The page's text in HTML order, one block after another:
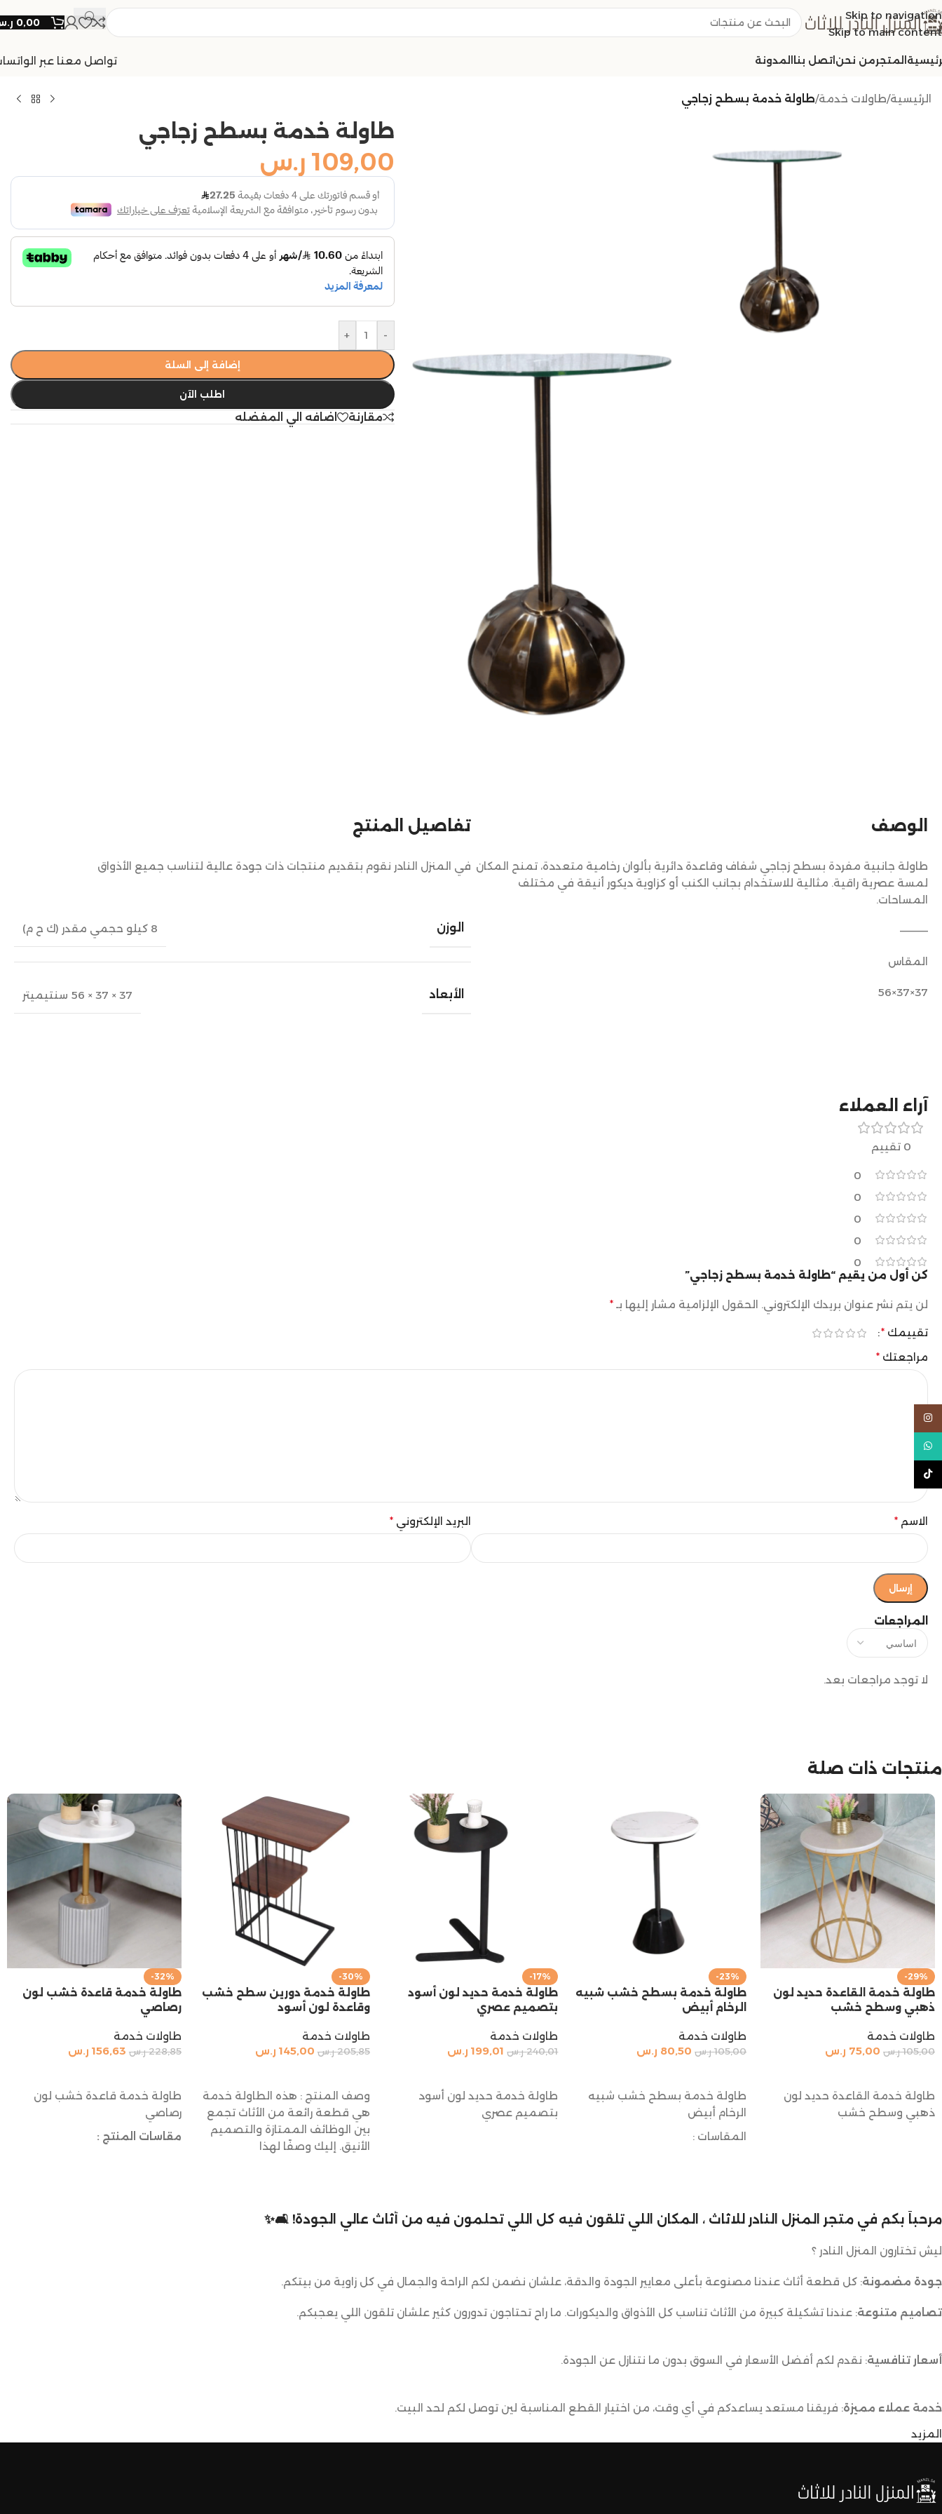
Skip to navigation
Skip to main content
0,00
المتجرمن نحن اتصل بنا المدونة تواصل معنا عبر
الرئيسية/طاولات خدمة/طاولة خدمة بسطح زجاجي
طاولة خدمة بسطح زجاجي
109,00 ر.س
-
+
إضافة إلى السلة
اطلب الآن
مقارنة اضافه الي المفضله
تفاصيل المنتج
في المنزل النادر نقوم بتقديم منتجات ذات جودة عالية لتناسب جميع الأذواق
الوزن 8 كيلو حجمي مقدر (ك ح م)
الأبعاد 37 × 37 × 56 سنتيميتر
الوصف
طاولة جانبية مفردة بسطح زجاجي شفاف وقاعدة دائرية بألوان رخامية متعددة، تمنح المكان
لمسة عصرية راقية. مثالية للاستخدام بجانب الكنب أو كزاوية ديكور أنيقة في مختلف
المساحات.
————
المقاس
37×37×56
آراء العملاء
0 تقييم
0
0
0
0
0
المراجعات
لا توجد مراجعات بعد.
كن أول من يقيم “طاولة خدمة بسطح زجاجي”
لن يتم نشر عنوان بريدك الإلكتروني. الحقول الإلزامية مشار إليها بـ *
تقييمك *
مراجعتك *
الاسم * البريد الإلكتروني *
منتجات ذات صلة
-29%
طاولة خدمة القاعدة حديد لون
ذهبي وسطح خشب
طاولات خدمة
105,00 ر.س 75,00 ر.س
طاولة خدمة القاعدة حديد لون
ذهبي وسطح خشب
-23%
طاولة خدمة بسطح خشب شبيه
الرخام أبيض
طاولات خدمة
105,00 ر.س 80,50 ر.س
طاولة خدمة بسطح خشب شبيه
الرخام أبيض
المقاسات :
-17%
طاولة خدمة حديد لون أسود
بتصميم عصري
طاولات خدمة
240,01 ر.س 199,01 ر.س
طاولة خدمة حديد لون أسود
بتصميم عصري
-30%
طاولة خدمة دورين سطح خشب
وقاعدة لون أسود
طاولات خدمة
205,85 ر.س 145,00 ر.س
وصف المنتج : هذه الطاولة خدمة
هي قطعة رائعة من الأثاث تجمع
بين الوظائف الممتازة والتصميم
الأنيق. إليك وصفًا لهذا
-32%
طاولة خدمة قاعدة خشب لون
رصاصي
طاولات خدمة
228,85 ر.س 156,63 ر.س
طاولة خدمة قاعدة خشب لون
رصاصي
مقاسات المنتج :
مرحباً بكم في متجر المنزل النادر للاثاث ، المكان اللي تلقون فيه كل اللي تحلمون فيه من أثاث عالي الجودة! 🛋️✨
ليش تختارون المنزل النادر ؟
جودة مضمونة: كل قطعة أثاث عندنا مصنوعة بأعلى معايير الجودة والدقة، علشان نضمن لكم الراحة والجمال في كل زاوية من بيتكم.
تصاميم متنوعة: عندنا تشكيلة كبيرة من الأثاث تناسب كل الأذواق والديكورات. ما راح تحتاجون تدورون كثير علشان تلقون اللي يعجبكم.
أسعار تنافسية: نقدم لكم أفضل الأسعار في السوق بدون ما نتنازل عن الجودة.
خدمة عملاء مميزة: فريقنا مستعد يساعدكم في أي وقت، من اختيار القطع المناسبة لين توصل لكم لحد البيت.
اختاروا الراحة والأناقة من المنزل النادر للاثاث الآن وعيشوا تجربة تسوق مميزة.
المزيد